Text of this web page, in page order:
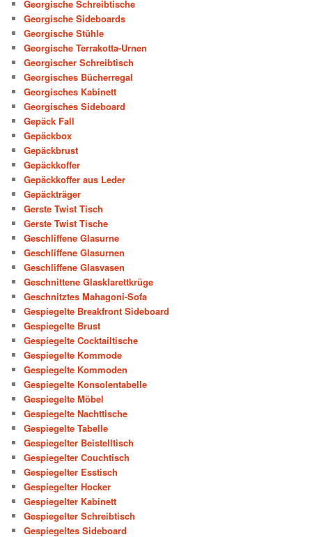
Georgische Schreibtische
Georgische Sideboards
Georgische Stühle
Georgische Terrakotta-Urnen
Georgischer Schreibtisch
Georgisches Bücherregal
Georgisches Kabinett
Georgisches Sideboard
Gepäck Fall
Gepäckbox
Gepäckbrust
Gepäckkoffer
Gepäckkoffer aus Leder
Gepäckträger
Gerste Twist Tisch
Gerste Twist Tische
Geschliffene Glasurne
Geschliffene Glasurnen
Geschliffene Glasvasen
Geschnittene Glasklarettkrüge
Geschnitztes Mahagoni-Sofa
Gespiegelte Breakfront Sideboard
Gespiegelte Brust
Gespiegelte Cocktailtische
Gespiegelte Kommode
Gespiegelte Kommoden
Gespiegelte Konsolentabelle
Gespiegelte Möbel
Gespiegelte Nachttische
Gespiegelte Tabelle
Gespiegelter Beistelltisch
Gespiegelter Couchtisch
Gespiegelter Esstisch
Gespiegelter Hocker
Gespiegelter Kabinett
Gespiegelter Schreibtisch
Gespiegeltes Sideboard